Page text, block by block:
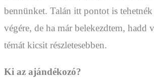
bennünket. Talán itt pontot is tehetnék
végére, de ha már belekezdtem, hadd
témát kicsit részletesebben.
Ki az ajándékozó?